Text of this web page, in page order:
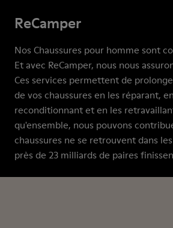
ReCamper
Nos Chaussures pour homme sont
Et avec ReCamper, nous nous
Ces services permettent de
de vos chaussures en les réparant,
reconditionnant et en les
qu'ensemble, nous pouvons
chaussures ne se retrouvent dans
près de 23 milliards de paires